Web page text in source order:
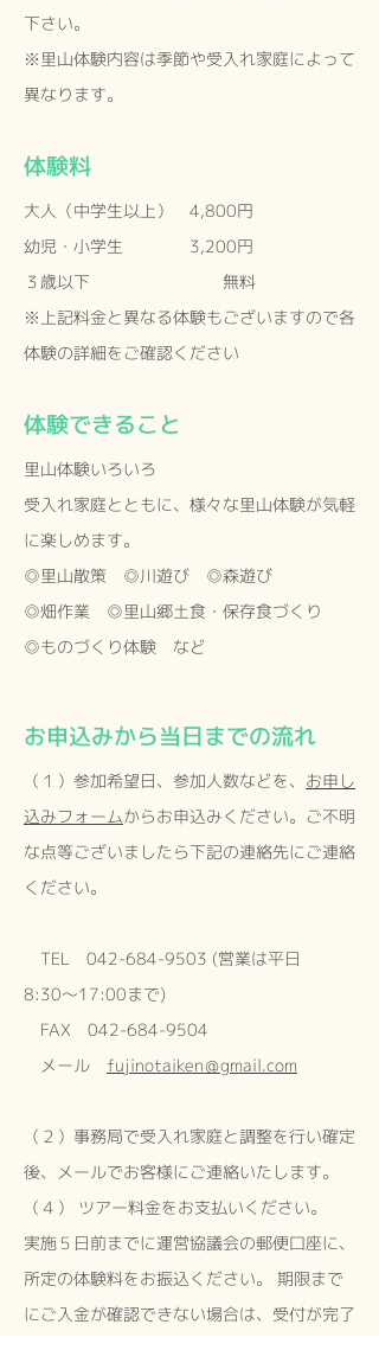
下さい。
※里山体験内容は季節や受入れ家庭によって
異なります。
体験料
大人（中学生以上） 4,800円
幼児・小学生 3,200円
３歳以下 無料
​※上記料金と異なる体験もございますので各
体験の詳細をご確認ください
体験できること
里山体験いろいろ
受入れ家庭とともに、様々な里山体験が気軽
に楽しめます。
◎里山散策 ◎川遊び ◎森遊び
◎畑作業 ◎里山郷土食・保存食づくり
◎ものづくり体験 など
お申込みから当日までの流れ
（１）参加希望日、参加人数などを、 お申し
込みフォームからお申込みください。ご不明
な点等ございましたら下記の連絡先にご連絡
ください。
TEL 042-684-9503 (営業は平日
8:30〜17:00まで)
FAX 042-684-9504
メール fujinotaiken＠gmail.com
（２）事務局で受入れ家庭と調整を行い確定
後、メールでお客様にご連絡いたします。
（４） ツアー料金をお支払いください。
実施５日前までに運営協議会の郵便口座に、
所定の体験料をお振込ください。 期限まで
にご入金が確認できない場合は、受付が完了